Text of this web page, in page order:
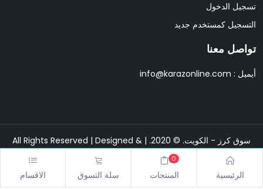
الرئيسية المنتجات
0
سلة التسوق الاقسام
تسجيل الدخول
التسجيل كمستخدم جديد
تواصل معنا
أيميل : info@karazonline.com
سوق كرز - الكويت. © 2020. | All Rights Reserved | Designed &
Developed By
Pixipine